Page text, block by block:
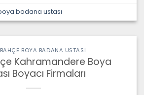
badana ustası
BOYA BADANA USTASI
Kahramandere Boya
Boyacı Firmaları